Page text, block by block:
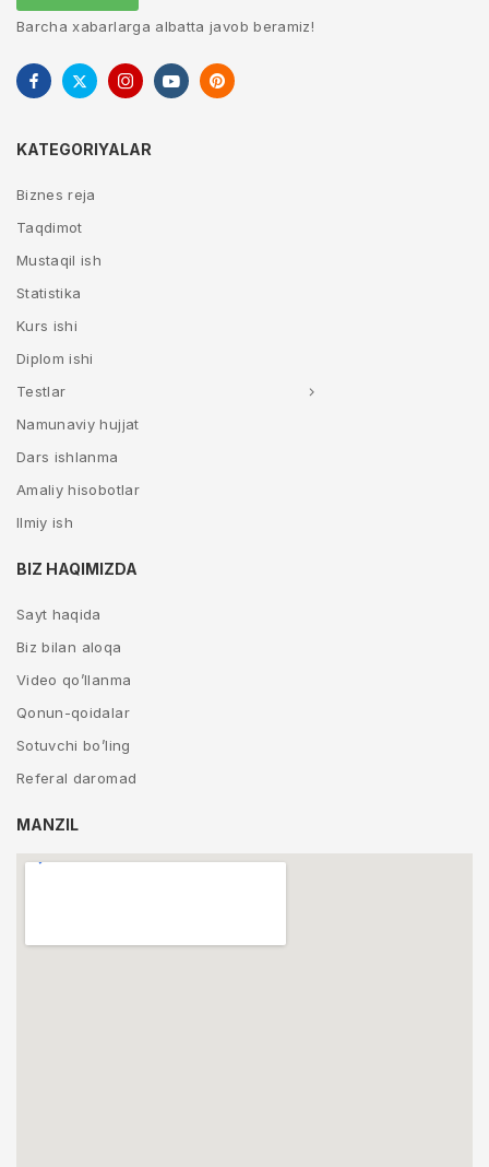
Barcha xabarlarga albatta javob beramiz!
KATEGORIYALAR
Biznes reja
Taqdimot
Mustaqil ish
Statistika
Kurs ishi
Diplom ishi
Testlar
Namunaviy hujjat
Dars ishlanma
Amaliy hisobotlar
Ilmiy ish
BIZ HAQIMIZDA
Sayt haqida
Biz bilan aloqa
Video qo’llanma
Qonun-qoidalar
Sotuvchi bo’ling
Referal daromad
MANZIL